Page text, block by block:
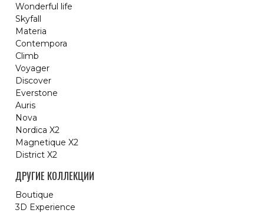
Wonderful life
Skyfall
Materia
Contempora
Climb
Voyager
Discover
Everstone
Auris
Nova
Nordica X2
Magnetique X2
District X2
ДРУГИЕ КОЛЛЕКЦИИ
Boutique
3D Experience